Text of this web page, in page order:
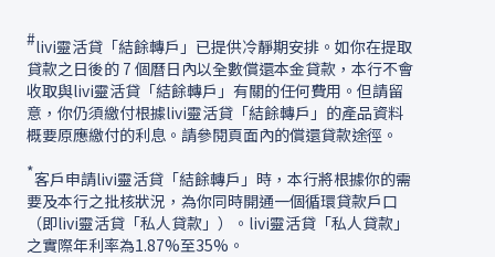
#livi靈活貸「結餘轉戶」已提供冷靜期安排。如你在提取
貸款之日後的 7 個曆日內以全數償還本金貸款，本行不會
收取與livi靈活貸「結餘轉戶」有關的任何費用。但請留
意，你仍須繳付根據livi靈活貸「結餘轉戶」的產品資料
概要原應繳付的利息。請參閱頁面內的償還貸款途徑。
*客戶申請livi靈活貸「結餘轉戶」時，本行將根據你的需
要及本行之批核狀況，為你同時開通一個循環貸款戶口
（即livi靈活貸「私人貸款」）。livi靈活貸「私人貸款」
之實際年利率為1.87%至35%。